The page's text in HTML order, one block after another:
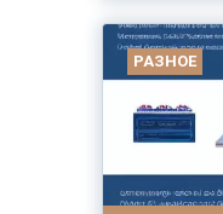
РАЗНОЕ